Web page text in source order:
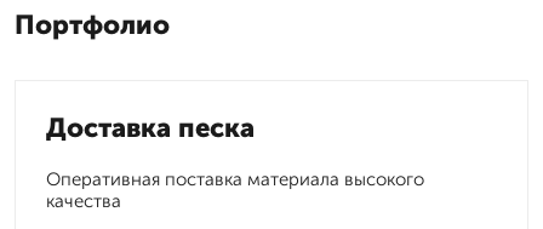
Портфолио
Доставка песка
Оперативная поставка материала высокого
качества